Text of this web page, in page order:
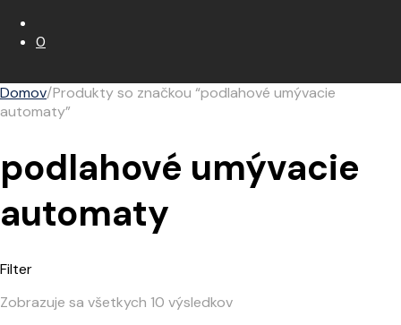
0
Domov/Produkty so značkou “podlahové umývacie
automaty”
podlahové umývacie
automaty
Filter
Zobrazuje sa všetkych 10 výsledkov